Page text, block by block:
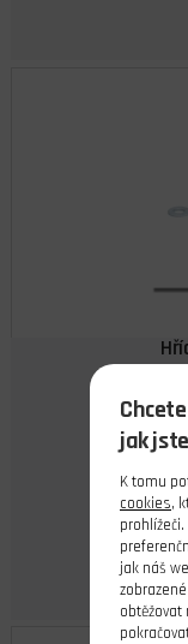
jak
K tomu
cookies,
jak náš